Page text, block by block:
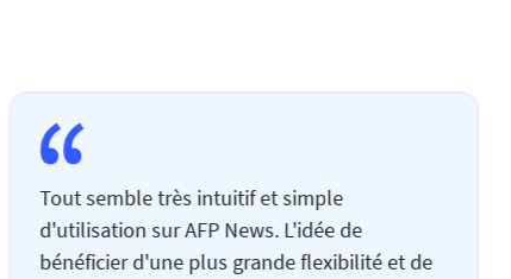
Tout semble très intuitif et simple
d'utilisation sur AFP News. L'idée de
bénéficier d'une plus grande flexibilité et de